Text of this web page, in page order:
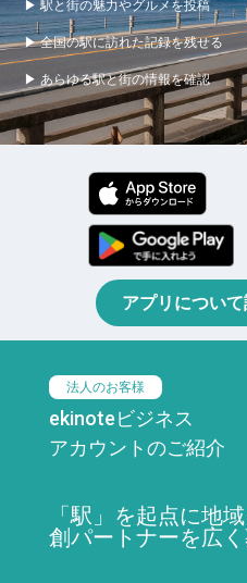
▶ 駅と街の魅力やグルメを投稿
▶ 全国の駅に訪れた記録を残せる
▶ あらゆる駅と街の情報を確認
アプリについ
法人のお客様
ekinoteビジネス
アカウントのご紹介
「駅」を起点に地
創パートナーを広